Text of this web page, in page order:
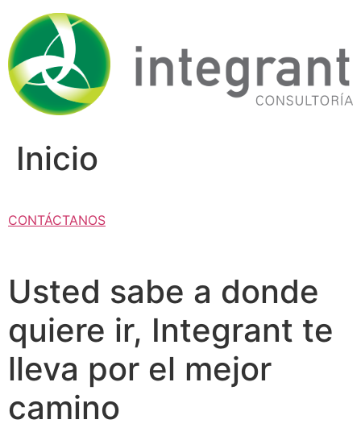
contenido
Inicio
CONTÁCTANOS
Usted sabe a donde
quiere ir, Integrant te
lleva por el mejor
camino